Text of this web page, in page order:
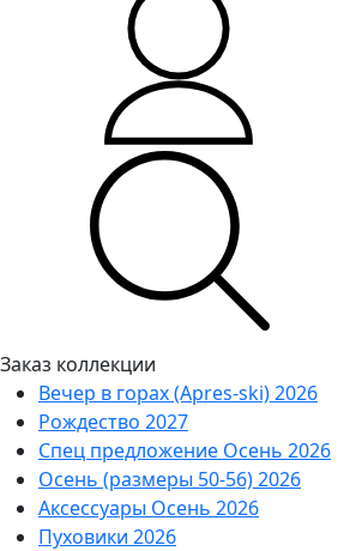
Заказ коллекции
Вечер в горах (Apres-ski) 2026
Рождество 2027
Спец предложение Осень 2026
Осень (размеры 50-56) 2026
Аксессуары Осень 2026
Пуховики 2026